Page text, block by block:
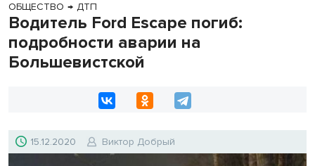
ОБЩЕСТВО → ДТП
Водитель Ford Escape погиб:
подробности аварии на
Большевистской
15.12.2020 Виктор Добрый